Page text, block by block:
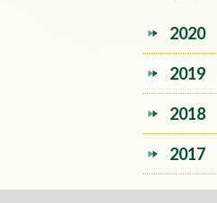
2020
2019
2018
2017